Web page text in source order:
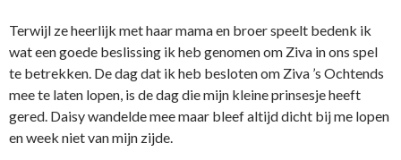
Terwijl ze heerlijk met haar mama en broer speelt bedenk ik
wat een goede beslissing ik heb genomen om Ziva in ons spel
te betrekken. De dag dat ik heb besloten om Ziva ’s Ochtends
mee te laten lopen, is de dag die mijn kleine prinsesje heeft
gered. Daisy wandelde mee maar bleef altijd dicht bij me lopen
en week niet van mijn zijde.